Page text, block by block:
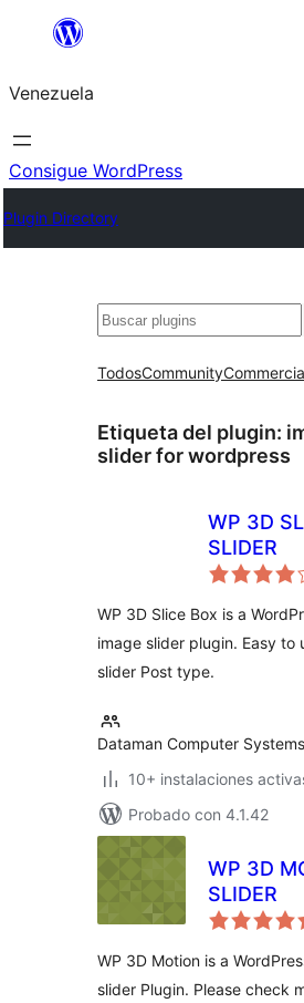
Saltar
contenido
Venezuela
Consigue WordPress
Plugin Directory
Buscar
TodosCommunity
Etiqueta del plugin:
slider for wordpress
WP 3D
SLIDER
WP 3D Slice Box is a
image slider plugin. Easy to
slider Post type.
Dataman Computer
10+ instalaciones
Probado con 4.1.42
WP 3D
SLIDER
WP 3D Motion is a
slider Plugin. Please check